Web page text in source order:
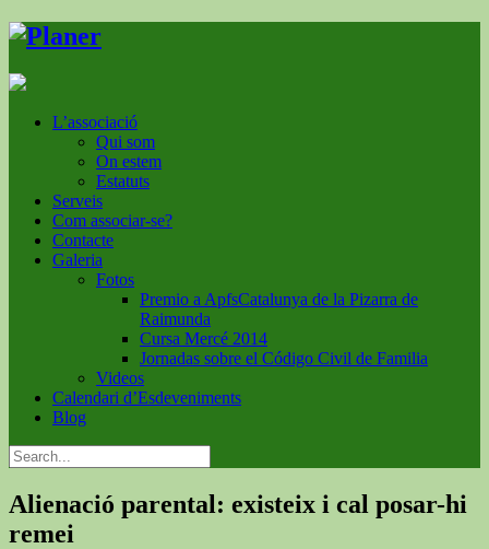
L’associació
Qui som
On estem
Estatuts
Serveis
Com associar-se?
Contacte
Galeria
Fotos
Premio a ApfsCatalunya de la Pizarra de
Raimunda
Cursa Mercé 2014
Jornadas sobre el Código Civil de Familia
Videos
Calendari d’Esdeveniments
Blog
Alienació parental: existeix i cal posar-hi
remei